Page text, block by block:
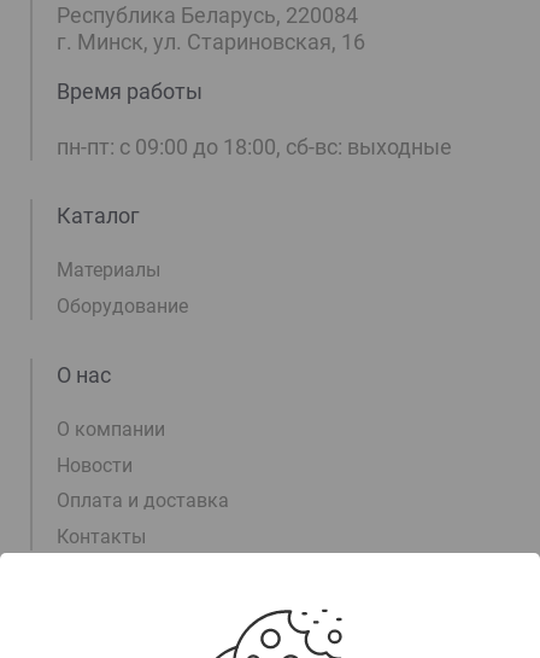
Республика Беларусь, 220084
г. Минск, ул. Стариновская, 16
Время работы
пн-пт: с 09:00 до 18:00, сб-вс: выходные
Каталог
Материалы
Оборудование
О нас
О компании
Новости
Оплата и доставка
Контакты